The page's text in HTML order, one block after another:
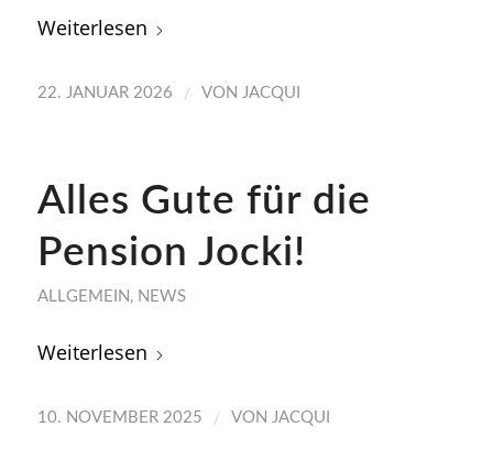
Weiterlesen
22. JANUAR 2026 / VON JACQUI
Alles Gute für die
Pension Jocki!
ALLGEMEIN , NEWS
Weiterlesen
10. NOVEMBER 2025 / VON JACQUI